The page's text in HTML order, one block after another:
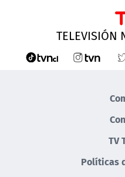
TELEVISIÓN
TV
Políticas